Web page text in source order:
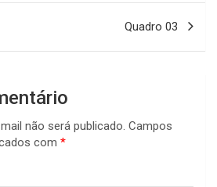
Quadro 03
não será publicado. Campos
com *